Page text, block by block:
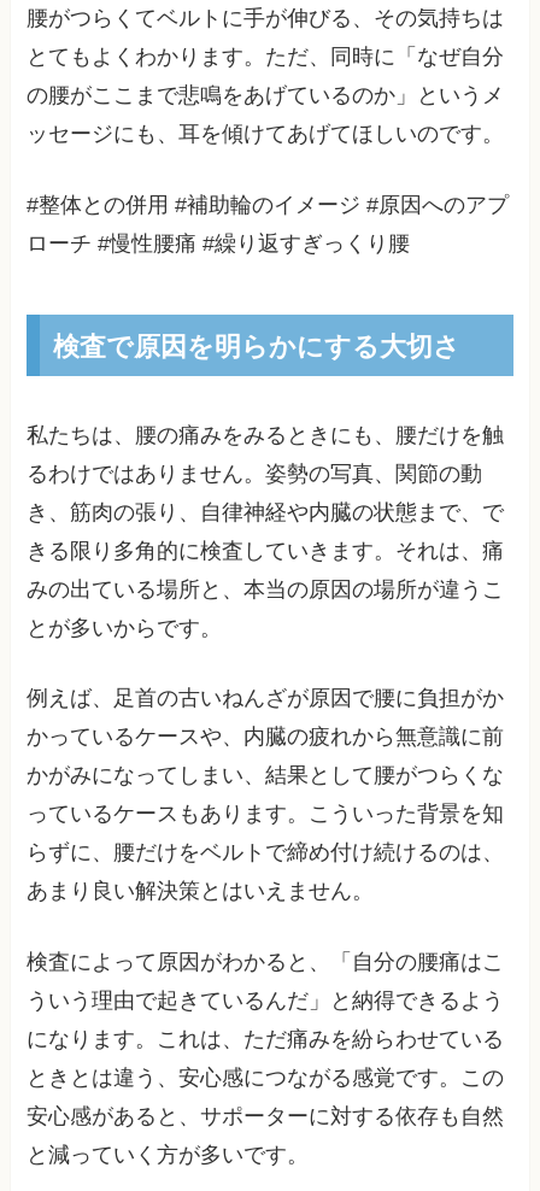
腰がつらくてベルトに手が伸びる、その気持ちは
とてもよくわかります。ただ、同時に「なぜ自分
の腰がここまで悲鳴をあげているのか」というメ
ッセージにも、耳を傾けてあげてほしいのです。
#整体との併用 #補助輪のイメージ #原因へのアプ
ローチ #慢性腰痛 #繰り返すぎっくり腰
検査で原因を明らかにする大切さ
私たちは、腰の痛みをみるときにも、腰だけを触
るわけではありません。姿勢の写真、関節の動
き、筋肉の張り、自律神経や内臓の状態まで、で
きる限り多角的に検査していきます。それは、痛
みの出ている場所と、本当の原因の場所が違うこ
とが多いからです。
例えば、足首の古いねんざが原因で腰に負担がか
かっているケースや、内臓の疲れから無意識に前
かがみになってしまい、結果として腰がつらくな
っているケースもあります。こういった背景を知
らずに、腰だけをベルトで締め付け続けるのは、
あまり良い解決策とはいえません。
検査によって原因がわかると、「自分の腰痛はこ
ういう理由で起きているんだ」と納得できるよう
になります。これは、ただ痛みを紛らわせている
ときとは違う、安心感につながる感覚です。この
安心感があると、サポーターに対する依存も自然
と減っていく方が多いです。